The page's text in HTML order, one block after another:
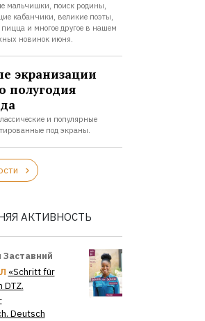
мальчишки, поиск родины,
кабанчики, великие поэты,
и многое другое в нашем
новинок июня.
экранизации
полугодия
и популярные
под экраны.
АКТИВНОСТЬ
Заставний
«Schritt für
DTZ.
Deutsch